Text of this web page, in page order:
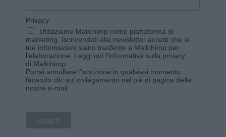
Privacy
Utilizziamo Mailchimp come piattaforma di
marketing. Iscrivendoti alla newsletter accetti che le
tue informazioni siano trasferite a Mailchimp per
l'elaborazione. Leggi qui l'informativa sulla privacy
di Mailchimp
Potrai annullare l'iscrizione in qualsiasi momento
facendo clic sul collegamento nel piè di pagina delle
nostre e-mail.